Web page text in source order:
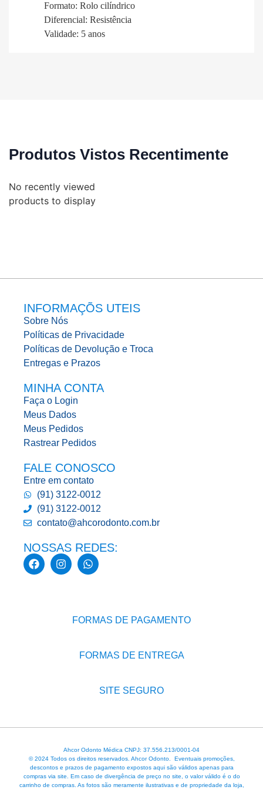
Formato: Rolo cilíndrico
Diferencial: Resistência
Validade: 5 anos
Produtos Vistos Recentimente
No recently viewed
products to display
INFORMAÇÕS UTEIS
Sobre Nós
Políticas de Privacidade
Políticas de Devolução e Troca
Entregas e Prazos
MINHA CONTA
Faça o Login
Meus Dados
Meus Pedidos
Rastrear Pedidos
FALE CONOSCO
Entre em contato
(91) 3122-0012
(91) 3122-0012
contato@ahcorodonto.com.br
NOSSAS REDES:
FORMAS DE PAGAMENTO
FORMAS DE ENTREGA
SITE SEGURO
Ahcor Odonto Médica CNPJ: 37.556.213/0001-04
© 2024 Todos os direitos reservados. Ahcor Odonto. Eventuais promoções,
descontos e prazos de pagamento expostos aqui são válidos apenas para
compras via site. Em caso de divergência de preço no site, o valor válido é o do
carrinho de compras. As fotos são meramente ilustrativas e de propriedade da loja,